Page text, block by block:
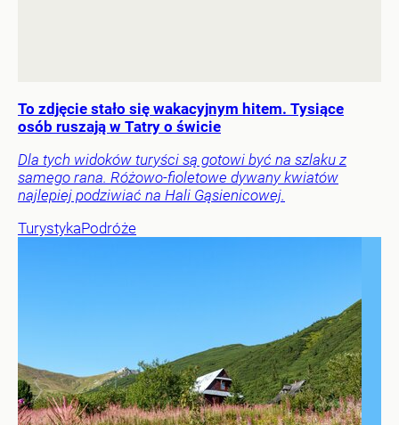
To zdjęcie stało się wakacyjnym hitem. Tysiące
osób ruszają w Tatry o świcie
Dla tych widoków turyści są gotowi być na szlaku z
samego rana. Różowo-fioletowe dywany kwiatów
najlepiej podziwiać na Hali Gąsienicowej.
TurystykaPodróże